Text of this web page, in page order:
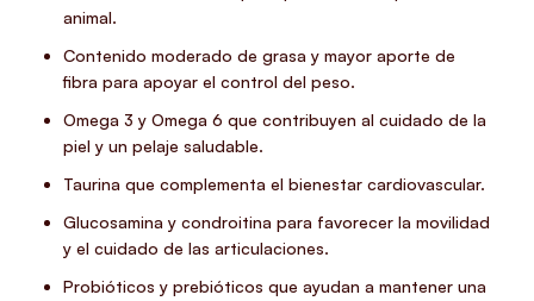
animal.
Contenido moderado de grasa y mayor aporte de
fibra para apoyar el control del peso.
Omega 3 y Omega 6 que contribuyen al cuidado de la
piel y un pelaje saludable.
Taurina que complementa el bienestar cardiovascular.
Glucosamina y condroitina para favorecer la movilidad
y el cuidado de las articulaciones.
Probióticos y prebióticos que ayudan a mantener una